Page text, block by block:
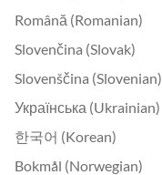
Română (Romanian)
Slovenčina (Slovak)
Slovenščina (Slovenian)
Українська (Ukrainian)
한국어 (Korean)
Bokmål (Norwegian)